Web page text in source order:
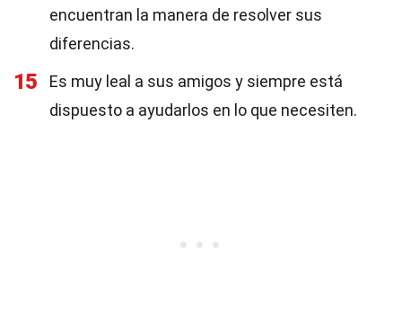
encuentran la manera de resolver sus
diferencias.
15
Es muy leal a sus amigos y siempre está
dispuesto a ayudarlos en lo que necesiten.